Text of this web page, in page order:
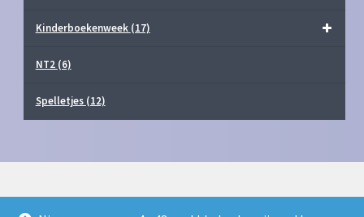
Kinderboekenweek (17)
NT2 (6)
Spelletjes (12)